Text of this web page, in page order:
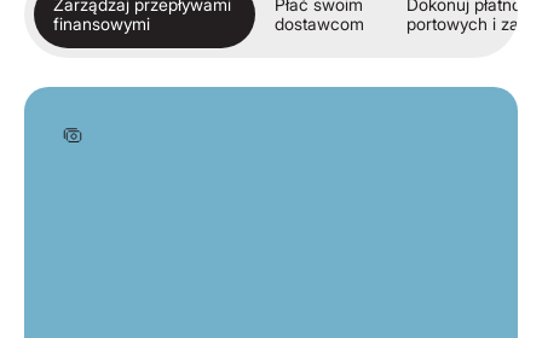
finansowymi
dostawcom
portowych i